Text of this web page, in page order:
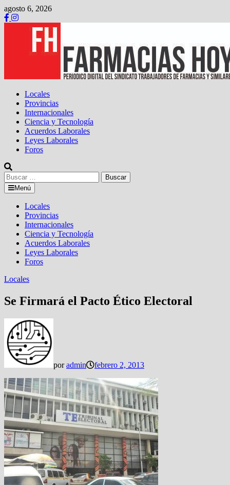
Saltar
al
contenido
agosto 6, 2026
Locales
Provincias
Internacionales
Ciencia y Tecnología
Acuerdos Laborales
Leyes Laborales
Foros
Buscar:
Menú
Locales
Provincias
Internacionales
Ciencia y Tecnología
Acuerdos Laborales
Leyes Laborales
Foros
Locales
Se Firmará el Pacto Ético Electoral
poradmin febrero 2, 2013